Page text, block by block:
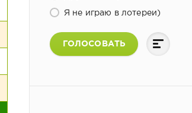
Я не играю в лотереи)
ГОЛОСОВАТЬ